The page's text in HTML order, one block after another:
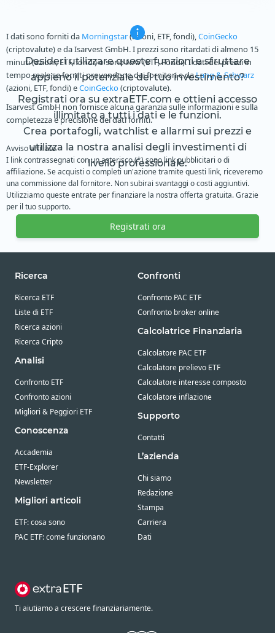
Desideri utilizzare queste funzioni e sfruttare
appieno il potenziale del tuo investimento?
Registrati ora su extraETF.com e ottieni accesso
illimitato a tutti i dati e le funzioni.
Crea portafogli, watchlist e allarmi sui prezzi e
utilizza la nostra analisi degli investimenti di
livello professionale.
Registrati ora
I dati sono forniti da Morningstar(azioni, ETF, fondi),CoinGecko
(criptovalute) e da Isarvest GmbH. I prezzi sono ritardati di almeno 15
minuti (azioni, ETF, fondi) o sono NAV (ETF, Fondi). I dati dei prezzi in
tempo reale se forniti provendono dai fornitori e daLang & Schwarz
(azioni, ETF, fondi) eCoinGecko(criptovalute).
Isarvest GmbH non fornisce alcuna garanzia sulle informazioni e sulla
completezza e precisione dei dati forniti.
Avviso affiliato
I link contrassegnati con un asterisco (*) sono link pubblicitari o di
affiliazione. Se acquisti o completi un'azione tramite questi link, riceveremo
una commissione dal fornitore. Non subirai svantaggi o costi aggiuntivi.
Utilizziamo queste entrate per finanziare la nostra offerta gratuita. Grazie
per il tuo supporto.
Ricerca
Ricerca ETF
Liste di ETF
Ricerca azioni
Ricerca Cripto
Analisi
Confronto ETF
Confronto azioni
Migliori & Peggiori ETF
Conoscenza
Accademia
ETF-Explorer
Newsletter
Migliori articoli
ETF: cosa sono
PAC ETF: come funzionano
Confronti
Confronto PAC ETF
Confronto broker online
Calcolatrice Finanziaria
Calcolatore PAC ETF
Calcolatore prelievo ETF
Calcolatore interesse composto
Calcolatore inflazione
Supporto
Contatti
L’azienda
Chi siamo
Redazione
Stampa
Carriera
Dati
Ti aiutiamo a crescere finanziariamente.